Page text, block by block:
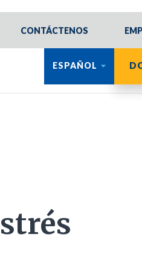
CONTÁCTENOS
ESPAÑOL